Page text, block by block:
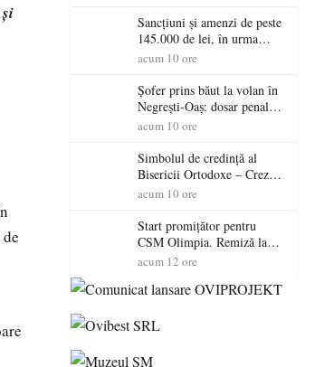
Sancțiuni și amenzi de peste
145.000 de lei, în urma
acțiunilor polițiștilor
acum 10 ore
Șofer prins băut la volan în
Negrești-Oaș: dosar penal
după un control al
acum 10 ore
Simbolul de credinţă al
Bisericii Ortodoxe – Crezul
(3)
acum 10 ore
Start promițător pentru
CSM Olimpia. Remiză la
Dumbrăvița în debutul
acum 12 ore